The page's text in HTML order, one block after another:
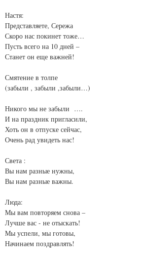
Настя:
Представляете, Сережа
Скоро нас покинет тоже…
Пусть всего на 10 дней –
Станет он еще важней!
Смятение в толпе
(забыли , забыли ,забыли…)
Никого мы не забыли ….
И на праздник пригласили,
Хоть он в отпуске сейчас,
Очень рад увидеть нас!
Света :
Вы нам разные нужны,
Вы нам разные важны.
Люда:
Мы вам повторяем снова –
Лучше вас - не отыскать!
Мы успели, мы готовы,
Начинаем поздравлять!